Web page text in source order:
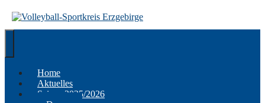
zum
Inhalt
Home
Aktuelles
Saison 2025/2026